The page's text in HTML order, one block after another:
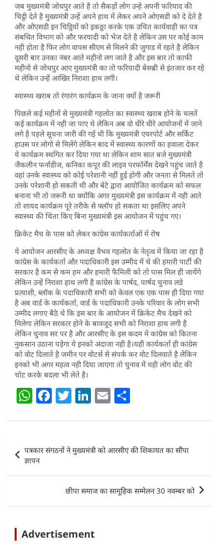
जब मुख्यमंत्री जोधपुर आते है तो सैकड़ों लोग उन्हे अपनी फरियाद की
चिट्ठी देते है मुख्यमंत्री उन्हें अपने हाथ में लेकर अपने ओएसडी को दे देते है
और ओएसडी इन चिट्ठियों को इकठ्ठा करके एक उचित कार्यवाही का पत्र
संबधित विभाग को और फरयादी को भेज देते है लेकिन उस पर कोई काम
नही होता है फिर लोग वापस सीएम से मिलने की जुगाड में रहते है लेकिन
दूसरी बार उनका नंबर आते महीनो लग जाते है और इस बार तो काफी
महीनो से जोधपुर आए मुख्यमंत्री का तो फरियादी बेसब्री से इंतजार कर रहे
थे लेकिन उन्हें आखिर निराशा हाथ लगी।
स्वास्थ्य खराब तो रंगारंग कार्यक्रम के जाना क्यों है जरूरी
पिछले कई महीनों से मुख्यमंत्री गहलोत का स्वास्थ्य खराब होने के चलतें
कई कार्यक्रम में नही जा पाए थे लेकिन अब वो धीरे धीरे आयोजनों में जाने
लगे है पहले सूचना जारी की गई थी कि मुख्यमंत्री एयरपोर्ट और सर्किट
हाउस पर लोगो से मिलेंगे लेकिन बाद में स्वास्थ्य कारणों का हवाला देकर
ये कार्यक्रम स्थगित कर दिया गया था लेकिन शाम सात बजे मुख्यमंत्री
जैकलीन फर्नाडीज, कनिका कपूर की लाइव परफॉर्मेंस देखने पहुंच जाते है
वहां उनके स्वास्थ्य को कोई परेशानी नहीं हुई होगी और जनता से मिलते तो
उनके परेशानी हो सकती थी और बेटे द्वारा आयोजित कार्यक्रम को सफल
बनाना भी तो जरूरी था क्योंकि अगर मुख्यमंत्री इस कार्यक्रम में नही आते
तो शायद कार्यक्रम पूरे तरीके से फ्लॉप हो सकता था इसलिए अपने
स्वास्थ्य की चिंता किए बिना मुख्यमंत्री इस आयोजन में पहुंच गए।
क्रिकेट मैच के पास को लेकर कांग्रेस कार्यकर्ताओं में रोष
ये आयोजन आरसीए के अध्यक्ष वैभव गहलोत के नेतृत्व में किया जा रहा है
कांग्रेस के कार्यकर्ता और पदाधिकारी इस उम्मीद में थे की हमारी पार्टी की
सरकार है कम से कम हम और हमारी फैमिली को तो पास मिल ही जायेंगे
लेकिन उन्हें निराशा हाथ लगी है कांग्रेस के पार्षद, पार्षद चुनाव लडे
प्रत्याशी, ब्लॉक के पदाधिकारी सभी को केवल एक एक पास ही दिया गया
है अब वार्ड के कार्यकर्ता, वार्ड के पदाधिकारी उनके परिवार के लोग सभी
उम्मीद लगाए बैठे थे कि इस बार के आयोजन में क्रिकेट मैच देखने को
मिलेगा लेकिन सरकार होने के बावजूद सभी को निराशा हाथ लगी है
लेकिन चुनाव सर पर है और आरसीए के इस कदम में कांग्रेस को कितना
नुकसान उठाना पड़ेगा ये इनको अंदाजा नही है।यही कार्यकर्ता ही कांग्रेस
को वोट दिलाते है जमीन पर वोटर्स से संपर्क कर वोट दिलवाते है लेकिन
इनको भी अगर महत्व नही दिया जाएगा तो चुनाव में यही लोग वोट की
चोट करके बदला भी लेते है।
W
at
s
A
p
F
c
e
b
o
k
T
itt
er
Li
k
e
dI
n
E
ai
l
ar
e
navigation
पत्रकार संगठनों ने मुख्यमंत्री को आरसीए की शिकायत का सौंपा
ज्ञापन
छीपा समाज का सामूहिक सम्मेलन 30 नवम्बर को
Advertisement